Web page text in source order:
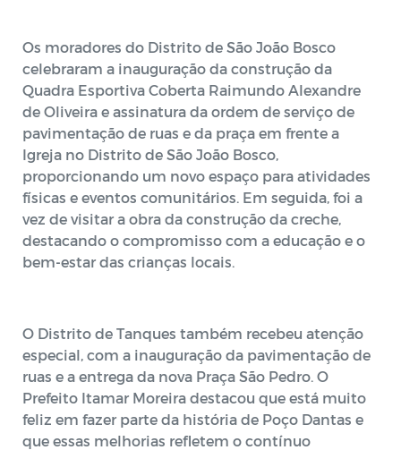
Os moradores do Distrito de São João Bosco
celebraram a inauguração da construção da
Quadra Esportiva Coberta Raimundo Alexandre
de Oliveira e assinatura da ordem de serviço de
pavimentação de ruas e da praça em frente a
Igreja no Distrito de São João Bosco,
proporcionando um novo espaço para atividades
físicas e eventos comunitários. Em seguida, foi a
vez de visitar a obra da construção da creche,
destacando o compromisso com a educação e o
bem-estar das crianças locais.
O Distrito de Tanques também recebeu atenção
especial, com a inauguração da pavimentação de
ruas e a entrega da nova Praça São Pedro. O
Prefeito Itamar Moreira destacou que está muito
feliz em fazer parte da história de Poço Dantas e
que essas melhorias refletem o contínuo